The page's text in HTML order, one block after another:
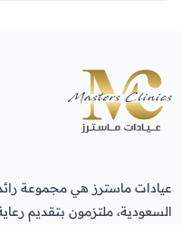
عيادات ماسترز هي مجموعة
السعودية، ملتزمون بتقديم